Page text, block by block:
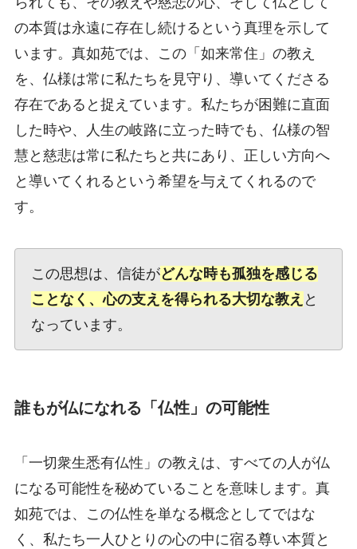
の本質は永遠に存在し続けるという真理を示して
います。真如苑では、この「如来常住」の教え
を、仏様は常に私たちを見守り、導いてくださる
存在であると捉えています。私たちが困難に直面
した時や、人生の岐路に立った時でも、仏様の智
慧と慈悲は常に私たちと共にあり、正しい方向へ
と導いてくれるという希望を与えてくれるので
す。
この思想は、信徒がどんな時も孤独を感じる
ことなく、心の支えを得られる大切な教え と
なっています。
誰もが仏になれる「仏性」の可能性
「一切衆生悉有仏性」の教えは、すべての人が仏
になる可能性を秘めていることを意味します。真
如苑では、この仏性を単なる概念としてではな
く、私たち一人ひとりの心の中に宿る尊い本質と